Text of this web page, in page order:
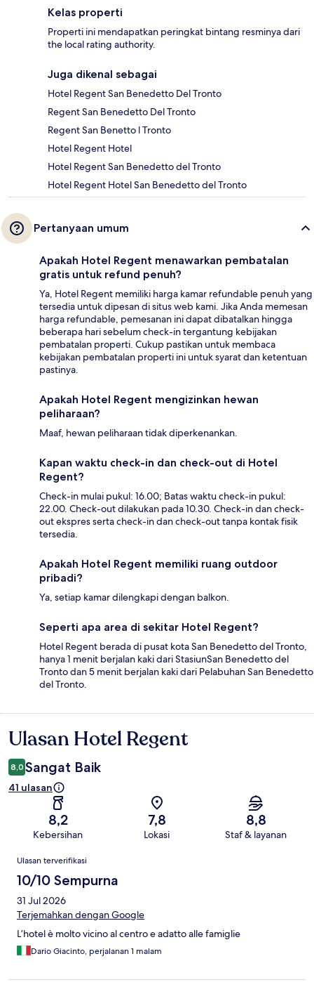
Kelas properti
Properti ini mendapatkan peringkat bintang resminya dari
the local rating authority.
Juga dikenal sebagai
Hotel Regent San Benedetto Del Tronto
Regent San Benedetto Del Tronto
Regent San Benetto l Tronto
Hotel Regent Hotel
Hotel Regent San Benedetto del Tronto
Hotel Regent Hotel San Benedetto del Tronto
Pertanyaan umum
Apakah Hotel Regent menawarkan pembatalan
gratis untuk refund penuh?
Ya, Hotel Regent memiliki harga kamar refundable penuh yang
tersedia untuk dipesan di situs web kami. Jika Anda memesan
harga refundable, pemesanan ini dapat dibatalkan hingga
beberapa hari sebelum check-in tergantung kebijakan
pembatalan properti. Cukup pastikan untuk membaca
kebijakan pembatalan properti ini untuk syarat dan ketentuan
pastinya.
Apakah Hotel Regent mengizinkan hewan
peliharaan?
Maaf, hewan peliharaan tidak diperkenankan.
Kapan waktu check-in dan check-out di Hotel
Regent?
Check-in mulai pukul: 16.00; Batas waktu check-in pukul:
22.00. Check-out dilakukan pada 10.30. Check-in dan check-
out ekspres serta check-in dan check-out tanpa kontak fisik
tersedia.
Apakah Hotel Regent memiliki ruang outdoor
pribadi?
Ya, setiap kamar dilengkapi dengan balkon.
Seperti apa area di sekitar Hotel Regent?
Hotel Regent berada di pusat kota San Benedetto del Tronto,
hanya 1 menit berjalan kaki dari StasiunSan Benedetto del
Tronto dan 5 menit berjalan kaki dari Pelabuhan San Benedetto
del Tronto.
Ulasan
Ulasan Hotel Regent
8,0 Sangat Baik
41 ulasan
8,2
Kebersihan
7,8
Lokasi
8,8
Staf & layanan
Ulasan
Ulasan terverifikasi
10/10 Sempurna
31 Jul 2026
Terjemahkan dengan Google
L’hotel è molto vicino al centro e adatto alle famiglie
Dario Giacinto, perjalanan 1 malam